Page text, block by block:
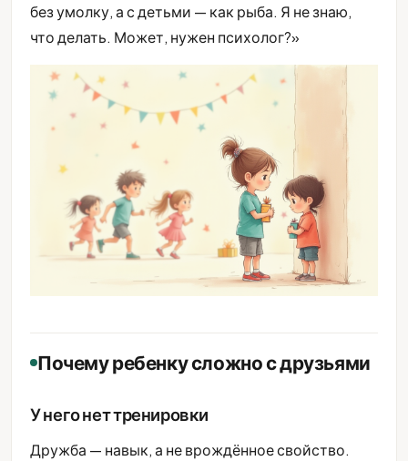
без умолку, а с детьми — как рыба. Я не знаю,
что делать. Может, нужен психолог?»
Почему ребенку сложно с друзьями
У него нет тренировки
Дружба — навык, а не врождённое свойство.